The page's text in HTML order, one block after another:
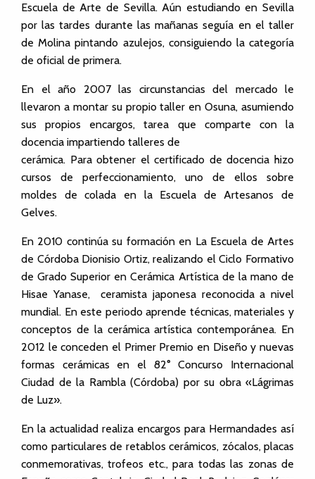
Escuela de Arte de Sevilla. Aún estudiando en Sevilla
por las tardes durante las mañanas seguía en el taller
de Molina pintando azulejos, consiguiendo la categoría
de oficial de primera.
En el año 2007 las circunstancias del mercado le
llevaron a montar su propio taller en Osuna, asumiendo
sus propios encargos, tarea que comparte con la
docencia impartiendo talleres de
cerámica. Para obtener el certificado de docencia hizo
cursos de perfeccionamiento, uno de ellos sobre
moldes de colada en la Escuela de Artesanos de
Gelves.
En 2010 continúa su formación en La Escuela de Artes
de Córdoba Dionisio Ortiz, realizando el Ciclo Formativo
de Grado Superior en Cerámica Artística de la mano de
Hisae Yanase, ceramista japonesa reconocida a nivel
mundial. En este periodo aprende técnicas, materiales y
conceptos de la cerámica artística contemporánea. En
2012 le conceden el Primer Premio en Diseño y nuevas
formas cerámicas en el 82° Concurso Internacional
Ciudad de la Rambla (Córdoba) por su obra «Lágrimas
de Luz».
En la actualidad realiza encargos para Hermandades así
como particulares de retablos cerámicos, zócalos, placas
conmemorativas, trofeos etc., para todas las zonas de